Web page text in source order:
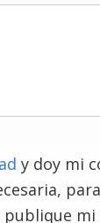
y doy mi
mi